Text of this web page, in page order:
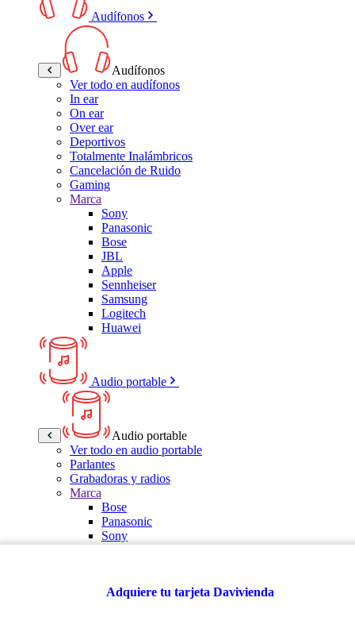
Audífonos
Audífonos
Ver todo en audífonos
In ear
On ear
Over ear
Deportivos
Totalmente Inalámbricos
Cancelación de Ruido
Gaming
Marca
Sony
Panasonic
Bose
JBL
Apple
Sennheiser
Samsung
Logitech
Huawei
Audio portable
Audio portable
Ver todo en audio portable
Parlantes
Grabadoras y radios
Marca
Bose
Panasonic
Sony
Multitech
Adquiere tu tarjeta Davivienda